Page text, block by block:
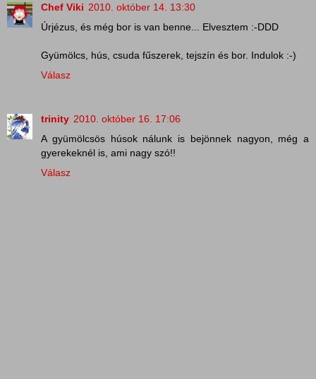
Chef Viki 2010. október 14. 13:30
Úrjézus, és még bor is van benne... Elvesztem :-DDD
Gyümölcs, hús, csuda fűszerek, tejszín és bor. Indulok :-)
Válasz
trinity 2010. október 16. 17:06
A gyümölcsös húsok nálunk is bejönnek nagyon, még a
gyerekeknél is, ami nagy szó!!
Válasz